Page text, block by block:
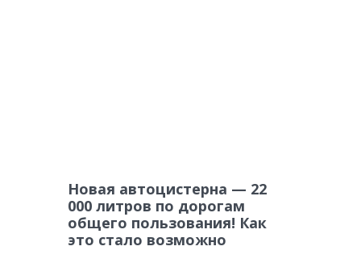
Новая автоцистерна — 22
000 литров по дорогам
общего пользования! Как
это стало возможно